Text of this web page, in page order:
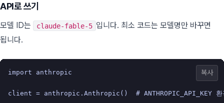
API로 쓰기
모델 ID는 claude-fable-5 입니다. 최소 코드는 모델명만 바꾸면
됩니다.
import anthropic
client = anthropic . Anthropic () # ANTHROPIC_API_KEY
복사